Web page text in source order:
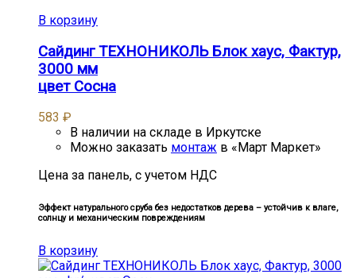
В корзину
Сайдинг ТЕХНОНИКОЛЬ Блок хаус, Фактур,
3000 мм
цвет Сосна
583 ₽
В наличии на складе в Иркутске
Можно заказать монтаж в «Март Маркет»
Цена за панель, с учетом НДС
Эффект натурального сруба без недостатков дерева – устойчив к влаге,
солнцу и механическим повреждениям
В корзину